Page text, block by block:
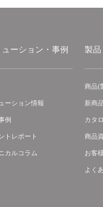
ューション・事例
ーション情報
例
トレポート
カルコラム
製品
商品(
新商
カタ
商品
お客
よく